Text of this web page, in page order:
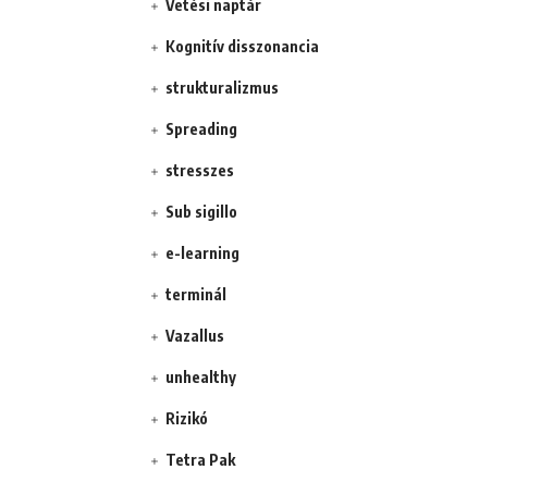
Vetési naptár
Kognitív disszonancia
strukturalizmus
Spreading
stresszes
Sub sigillo
e-learning
terminál
Vazallus
unhealthy
Rizikó
Tetra Pak